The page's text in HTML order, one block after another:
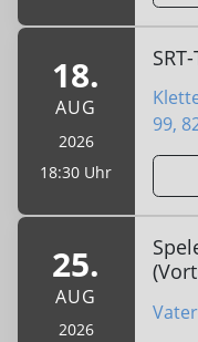
18.
AUG
2026
18:30 Uhr
99,
25.
AUG
2026